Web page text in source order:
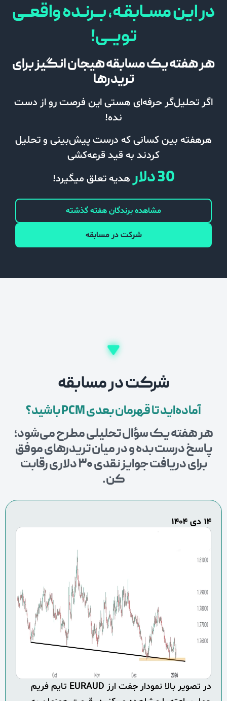
در این مســابقـه، بــرنـده واقعــی
تویــی!
هر هفته یک مسابقه هیجان انگیز برای
تریدرها
اگر تحلیل‌گر حرفه‌ای هستی این فرصت رو از دست
نده!
هرهفته بین کسانی که درست پیش‌بینی و تحلیل
کردند به قید قرعه‌کشی
30 دلار هدیه تعلق میگیرد!
مشاهده برندگان هفته گذشته
شرکت در مسابقه
شرکت در مسابقه
آماده‌اید تا قهرمان بعدی PCM باشید؟
هر هفته یک سؤال تحلیلی مطرح می‌شود؛
پاسخ درست بده و در میان تریدرهای موفق
برای دریافت جوایز نقدی ۳۰ دلاری رقابت
کن.
۱۴ دی ۱۴۰۴
در تصویر بالا نمودار جفت ارز EURAUD تایم فریم